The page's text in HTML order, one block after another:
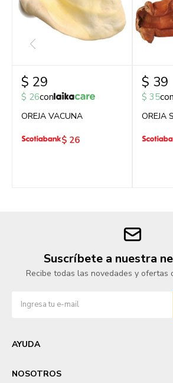
$ 29
$ 26con
OREJA VACUNA
$ 26
$ 39
$ 35con
OREJA
Suscríbete a nuestra
Recibe todas las novedades y ofertas
AYUDA
NOSOTROS